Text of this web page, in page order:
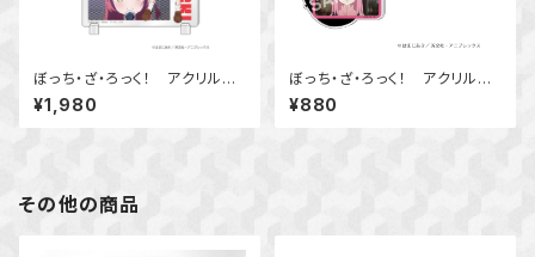
ぼっち・ざ・ろっく！ アクリルス
タンドボード 喜多 郁代
¥1,980
ぼっち・ざ・ろっく！ アクリルキ
ーホルダー 後藤 ひとり
¥880
その他の商品